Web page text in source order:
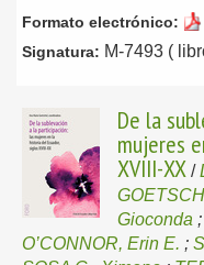
Formato electrónico:
Signatura: M-7493 (
De la
mujeres
XVIII-XX /
Gioconda ;
O’CONNOR, Erin E. ;